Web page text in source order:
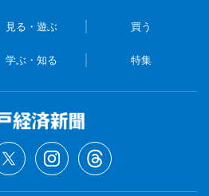
見る・遊ぶ 買う
学ぶ・知る 特集